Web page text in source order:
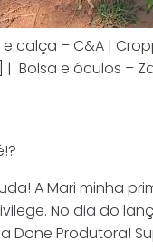
calça – C&A |
| Bolsa e óculos –
A Mari minha
No dia do
Done Produtora!